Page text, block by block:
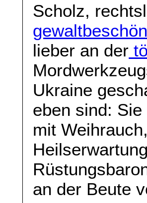
Scholz,
lieber an der
Ukraine
eben sind:
mit
an der Beute